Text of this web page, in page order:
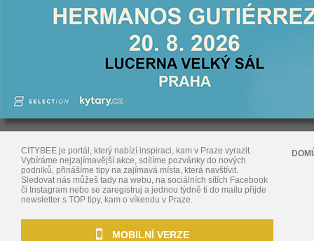
CITYBEE je portál, který nabízí inspiraci, kam v Praze vyrazit.
Vybíráme nejzajímavější akce, sdílíme pozvánky do nových
podniků, přinášíme tipy na zajímavá místa, která navštívit.
Sledovat nás můžeš tady na webu, na sociálních sítích Facebook
či Instagram nebo se zaregistruj a jednou týdně ti do mailu přijde
newsletter s TOP tipy, kam o víkendu v Praze.
MOBILNÍ VERZE